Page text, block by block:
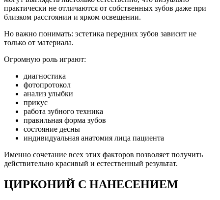
практически не отличаются от собственных зубов даже при
близком расстоянии и ярком освещении.
Но важно понимать: эстетика передних зубов зависит не
только от материала.
Огромную роль играют:
диагностика
фотопротокол
анализ улыбки
прикус
работа зубного техника
правильная форма зубов
состояние десны
индивидуальная анатомия лица пациента
Именно сочетание всех этих факторов позволяет получить
действительно красивый и естественный результат.
ЦИРКОНИЙ С НАНЕСЕНИЕМ